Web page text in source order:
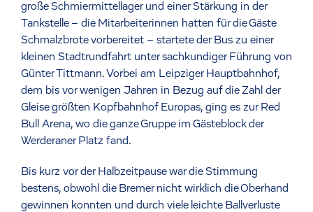
große Schmiermittellager und einer Stärkung in der
Tankstelle – die Mitarbeiterinnen hatten für die Gäste
Schmalzbrote vorbereitet – startete der Bus zu einer
kleinen Stadtrundfahrt unter sachkundiger Führung von
Günter Tittmann. Vorbei am Leipziger Hauptbahnhof,
dem bis vor wenigen Jahren in Bezug auf die Zahl der
Gleise größten Kopfbahnhof Europas, ging es zur Red
Bull Arena, wo die ganze Gruppe im Gästeblock der
Werderaner Platz fand.
Bis kurz vor der Halbzeitpause war die Stimmung
bestens, obwohl die Bremer nicht wirklich die Oberhand
gewinnen konnten und durch viele leichte Ballverluste